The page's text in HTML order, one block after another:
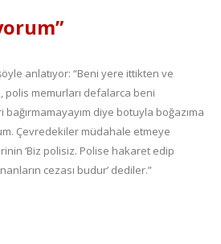
anlatıyor: “Beni yere ittikten ve
polis memurları defalarca beni
diye botuyla boğazıma
Çevredekiler müdahale etmeye
‘Biz polisiz. Polise hakaret edip
cezası budur’ dediler.”